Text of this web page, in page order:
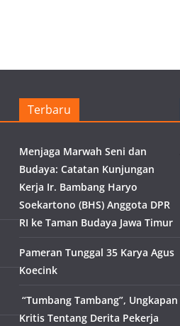
Terbaru
Menjaga Marwah Seni dan
Budaya: Catatan Kunjungan
Kerja Ir. Bambang Haryo
Soekartono (BHS) Anggota DPR
RI ke Taman Budaya Jawa Timur
Pameran Tunggal 35 Karya Agus
Koecink
“Tumbang Tambang”, Ungkapan
Kritis Tentang Derita Pekerja